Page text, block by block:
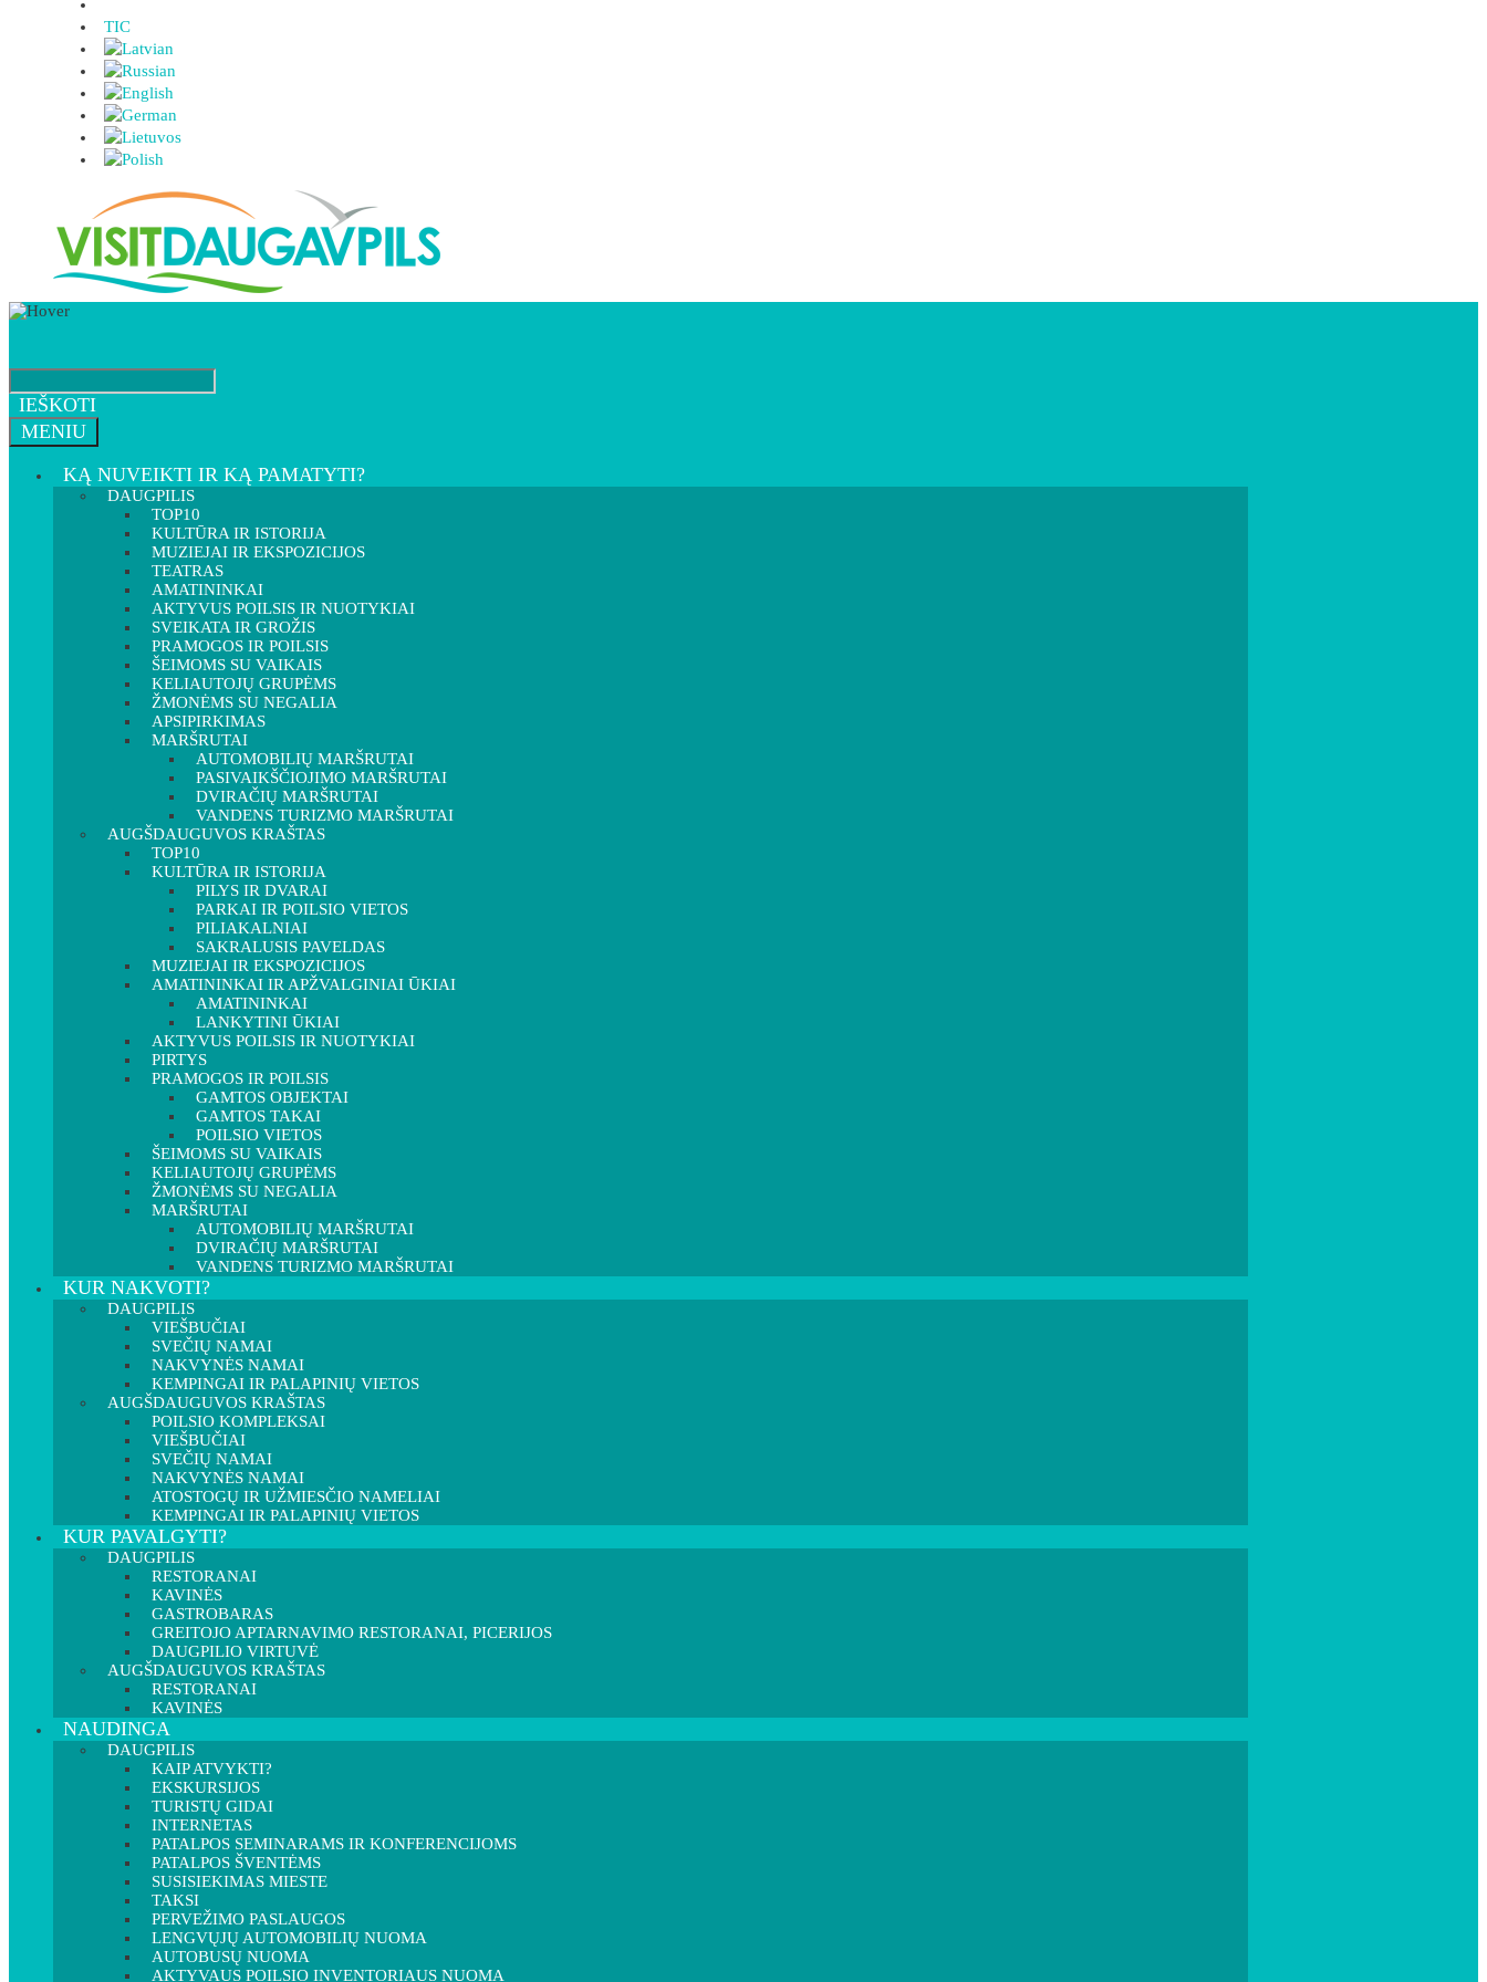
TIC
IEŠKOTI
MENIU
KĄ NUVEIKTI IR KĄ PAMATYTI?
DAUGPILIS
TOP10
KULTŪRA IR ISTORIJA
MUZIEJAI IR EKSPOZICIJOS
TEATRAS
AMATININKAI
AKTYVUS POILSIS IR NUOTYKIAI
SVEIKATA IR GROŽIS
PRAMOGOS IR POILSIS
ŠEIMOMS SU VAIKAIS
KELIAUTOJŲ GRUPĖMS
ŽMONĖMS SU NEGALIA
APSIPIRKIMAS
MARŠRUTAI
AUTOMOBILIŲ MARŠRUTAI
PASIVAIKŠČIOJIMO MARŠRUTAI
DVIRAČIŲ MARŠRUTAI
VANDENS TURIZMO MARŠRUTAI
AUGŠDAUGUVOS KRAŠTAS
TOP10
KULTŪRA IR ISTORIJA
PILYS IR DVARAI
PARKAI IR POILSIO VIETOS
PILIAKALNIAI
SAKRALUSIS PAVELDAS
MUZIEJAI IR EKSPOZICIJOS
AMATININKAI IR APŽVALGINIAI ŪKIAI
AMATININKAI
LANKYTINI ŪKIAI
AKTYVUS POILSIS IR NUOTYKIAI
PIRTYS
PRAMOGOS IR POILSIS
GAMTOS OBJEKTAI
GAMTOS TAKAI
POILSIO VIETOS
ŠEIMOMS SU VAIKAIS
KELIAUTOJŲ GRUPĖMS
ŽMONĖMS SU NEGALIA
MARŠRUTAI
AUTOMOBILIŲ MARŠRUTAI
DVIRAČIŲ MARŠRUTAI
VANDENS TURIZMO MARŠRUTAI
KUR NAKVOTI?
DAUGPILIS
VIEŠBUČIAI
SVEČIŲ NAMAI
NAKVYNĖS NAMAI
KEMPINGAI IR PALAPINIŲ VIETOS
AUGŠDAUGUVOS KRAŠTAS
POILSIO KOMPLEKSAI
VIEŠBUČIAI
SVEČIŲ NAMAI
NAKVYNĖS NAMAI
ATOSTOGŲ IR UŽMIESČIO NAMELIAI
KEMPINGAI IR PALAPINIŲ VIETOS
KUR PAVALGYTI?
DAUGPILIS
RESTORANAI
KAVINĖS
GASTROBARAS
GREITOJO APTARNAVIMO RESTORANAI, PICERIJOS
DAUGPILIO VIRTUVĖ
AUGŠDAUGUVOS KRAŠTAS
RESTORANAI
KAVINĖS
NAUDINGA
DAUGPILIS
KAIP ATVYKTI?
EKSKURSIJOS
TURISTŲ GIDAI
INTERNETAS
PATALPOS SEMINARAMS IR KONFERENCIJOMS
PATALPOS ŠVENTĖMS
SUSISIEKIMAS MIESTE
TAKSI
PERVEŽIMO PASLAUGOS
LENGVŲJŲ AUTOMOBILIŲ NUOMA
AUTOBUSŲ NUOMA
AKTYVAUS POILSIO INVENTORIAUS NUOMA